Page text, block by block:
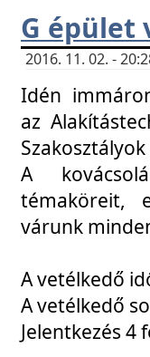
G épület
2016. 11. 02. -
Idén
az
A
témaköreit,
várunk
A vetélkedő
A vetélkedő
Jelentkezés 4